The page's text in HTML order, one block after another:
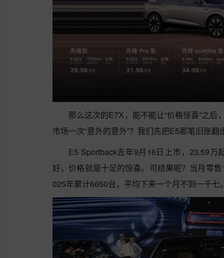
那么这次的E7X，能不能让“价格惊喜”之
市场一次“意外的意外”？我们先把E5那笔旧账翻
E5 Sportback去年9月16日上市，23.59
好，价格就是十足的惊喜。可结果呢？当月零
025年累计6650台，平均下来一个月不到一千